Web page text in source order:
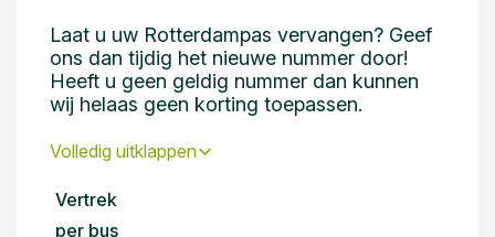
Laat u uw Rotterdampas vervangen? Geef
ons dan tijdig het nieuwe nummer door!
Heeft u geen geldig nummer dan kunnen
wij helaas geen korting toepassen.
Volledig uitklappen
Vertrek
per bus